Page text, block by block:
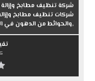
شركات تنظيف مطابخ
,والحوائط من الدهون في